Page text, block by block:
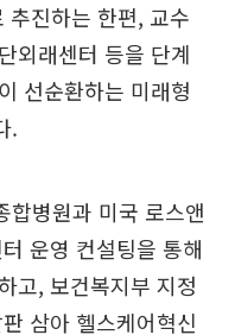
추진하는 한편, 교수
외래센터 등을 단계
선순환하는 미래형
.
합병원과 미국 로스앤
운영 컨설팅을 통해
고, 보건복지부 지정
삼아 헬스케어혁신